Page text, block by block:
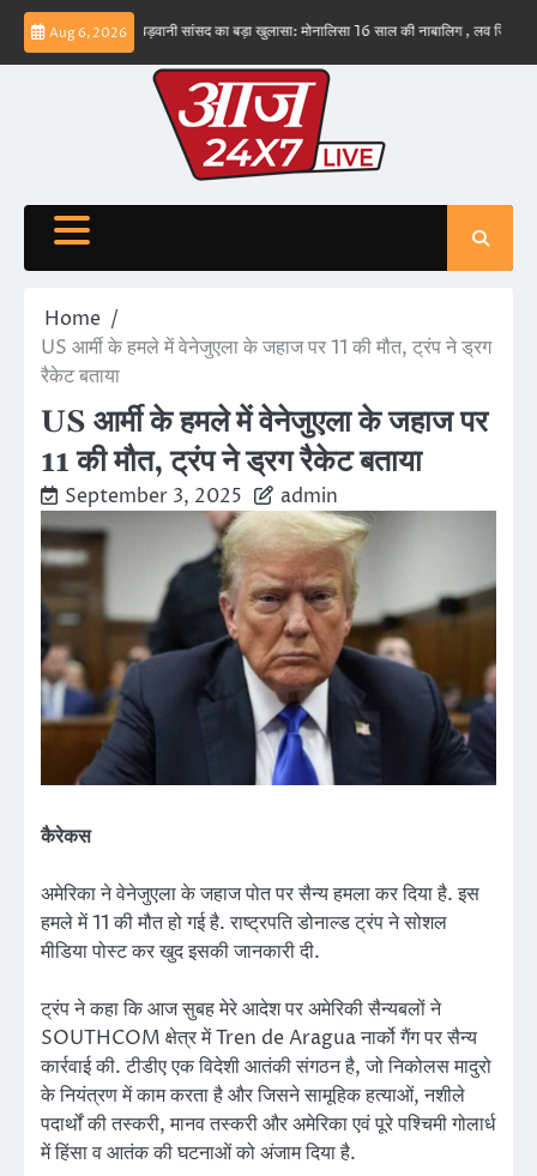
Skip
content
Aug 6, 2026
नहीं – ईरान बड़वानी सांसद का बड़ा खुलासा: मोनालिसा 16 साल की नाबालिग , लव जिहाद के
Home
US आर्मी के हमले में वेनेजुएला के जहाज पर 11 की मौत, ट्रंप ने ड्रग
रैकेट बताया
US आर्मी के हमले में वेनेजुएला के जहाज पर
11 की मौत, ट्रंप ने ड्रग रैकेट बताया
September 3, 2025 admin
कैरेकस
अमेरिका ने वेनेजुएला के जहाज पोत पर सैन्य हमला कर दिया है. इस
हमले में 11 की मौत हो गई है. राष्ट्रपति डोनाल्ड ट्रंप ने सोशल
मीडिया पोस्ट कर खुद इसकी जानकारी दी.
ट्रंप ने कहा कि आज सुबह मेरे आदेश पर अमेरिकी सैन्यबलों ने
SOUTHCOM क्षेत्र में Tren de Aragua नार्को गैंग पर सैन्य
कार्रवाई की. टीडीए एक विदेशी आतंकी संगठन है, जो निकोलस मादुरो
के नियंत्रण में काम करता है और जिसने सामूहिक हत्याओं, नशीले
पदार्थों की तस्करी, मानव तस्करी और अमेरिका एवं पूरे पश्चिमी गोलार्ध
में हिंसा व आतंक की घटनाओं को अंजाम दिया है.